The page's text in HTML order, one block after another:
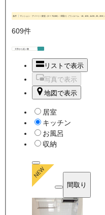
条件 マンション・アパート / 家賃（0 〜 70,000） / 間取り（ワンルーム・1K, 1DK, 1LDK, 2K, 2DK）
609件
リストで表示
写真で表示
地図で表示
居室
キッチン
お風呂
収納
間取り